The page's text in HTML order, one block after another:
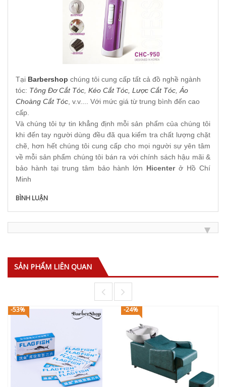
Tại Barbershop chúng tôi cung cấp tất cả đồ nghề ngành
tóc: Tông Đơ Cắt Tóc Kéo Cắt Tóc, Lược Cắt Tóc Áo
Choàng Cắt Tóc , v.v.... Với mức giá từ trung bình đến cao
cấp.
Và chúng tôi tự tin khẳng định mỗi sản phẩm của chúng tôi
khi đến tay người dùng đều đã qua kiểm tra chất lượng chặt
chẽ, hơn hết chúng tôi cung cấp cho mọi người sự yên tâm
về mỗi sản phẩm chúng tôi bán ra với chính sách hậu mãi &
bảo hành tại trung tâm bảo hành lớn Hicenterở Hồ Chí
Minh
BÌNH LUẬN
SẢN PHẨM LIÊN QUAN
-53% -24%